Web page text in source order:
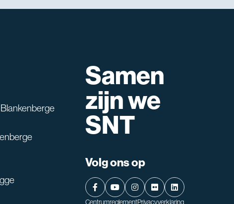
Samen
zijn we
SNT
Volg ons op
CentrumreglementPrivacyverklaring